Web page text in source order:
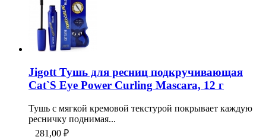
Jigott Тушь для ресниц подкручивающая
Cat`S Eye Power Curling Mascara, 12 г
Тушь с мягкой кремовой текстурой покрывает каждую
ресничку поднимая...
281,00 ₽